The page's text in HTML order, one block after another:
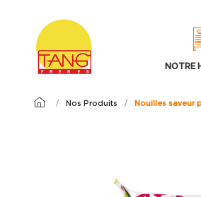
NOTRE
/ Nos Produits / Nouilles saveur